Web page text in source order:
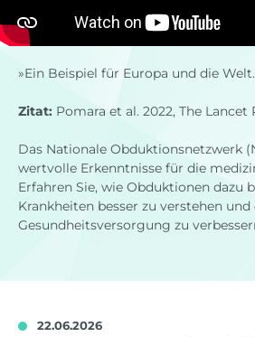
»Ein Beispiel für Europa und die
Zitat: Pomara et al. 2022, The
Das Nationale Obduktionsnetzwerk
wertvolle Erkenntnisse für die
Erfahren Sie, wie Obduktionen dazu
Krankheiten besser zu verstehen und
Gesundheitsversorgung zu
22.06.2026